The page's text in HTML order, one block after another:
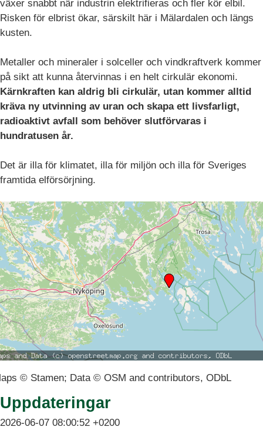
växer snabbt när industrin elektrifieras och fler kör elbil.
Risken för elbrist ökar, särskilt här i Mälardalen och längs
kusten.
Metaller och mineraler i solceller och vindkraftverk kommer
på sikt att kunna återvinnas i en helt cirkulär ekonomi.
Kärnkraften kan aldrig bli cirkulär, utan kommer alltid
kräva ny utvinning av uran och skapa ett livsfarligt,
radioaktivt avfall som behöver slutförvaras i
hundratusen år.
Det är illa för klimatet, illa för miljön och illa för Sveriges
framtida elförsörjning.
© Stamen; Data © OSM and contributors, ODbL
Uppdateringar
2026-06-07 08:00:52 +0200